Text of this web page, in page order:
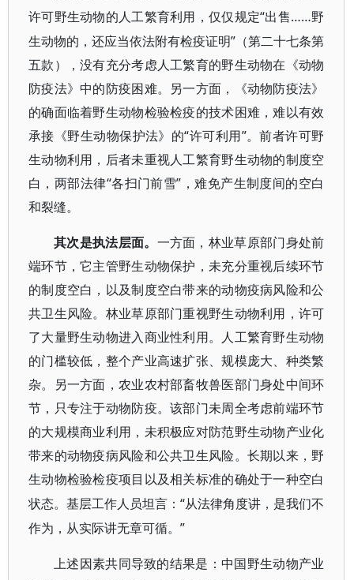
许可野生动物的人工繁育利用，仅仅规定“出售……野
生动物的，还应当依法附有检疫证明”（第二十七条第
五款），没有充分考虑人工繁育的野生动物在《动物
防疫法》中的防疫困难。另一方面，《动物防疫法》
的确面临着野生动物检验检疫的技术困难，难以有效
承接《野生动物保护法》的“许可利用”。前者许可野
生动物利用，后者未重视人工繁育野生动物的制度空
白，两部法律“各扫门前雪”，难免产生制度间的空白
和裂缝。
其次是执法层面。 一方面，林业草原部门身处前
端环节，它主管野生动物保护，未充分重视后续环节
的制度空白，以及制度空白带来的动物疫病风险和公
共卫生风险。林业草原部门重视野生动物利用，许可
了大量野生动物进入商业性利用。人工繁育野生动物
的门槛较低，整个产业高速扩张、规模庞大、种类繁
杂。另一方面，农业农村部畜牧兽医部门身处中间环
节，只专注于动物防疫。该部门未周全考虑前端环节
的大规模商业利用，未积极应对防范野生动物产业化
带来的动物疫病风险和公共卫生风险。长期以来，野
生动物检验检疫项目以及相关标准的确处于一种空白
状态。基层工作人员坦言：“从法律角度讲，是我们不
作为，从实际讲无章可循。”
上述因素共同导致的结果是：中国野生动物产业